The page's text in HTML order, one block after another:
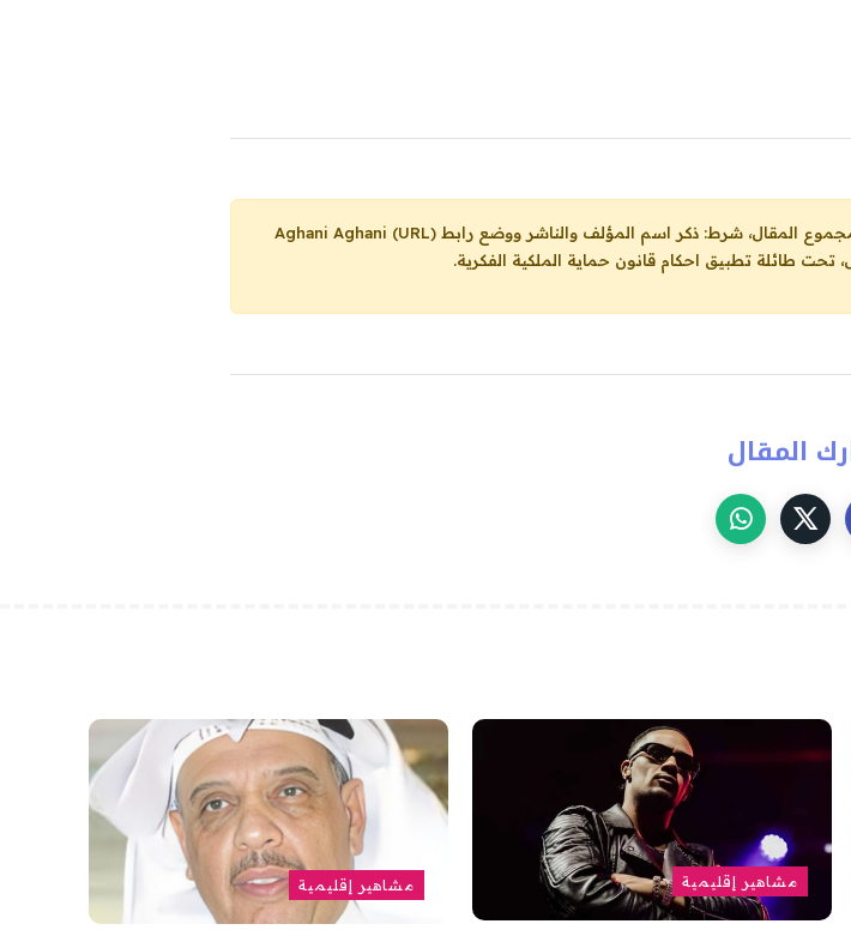
Aghani Aghani (URL)
تحت طائلة تطبيق احكام قانون حماية الملكية الفكرية.
المقال
مشاهير إقليمية مشاهير إقليمية